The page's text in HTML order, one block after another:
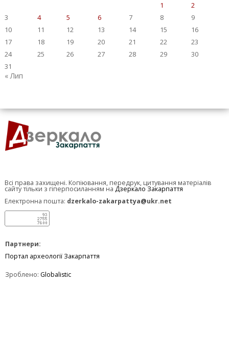
1
2
3
4 5 6 7 8
9
10
11 12 13 14 15
16
17
18 19 20 21 22
23
24
25 26 27 28 29
30
31
« Лип
Всі права захищені. Копіювання, передрук, цитування матеріалів
сайту тільки з гіперпосиланням на Дзеркало Закарпаття
Електронна пошта: dzerkalo-zakarpattya@ukr.net
Партнери:
Портал археології Закарпаття
Зроблено: Globalistic